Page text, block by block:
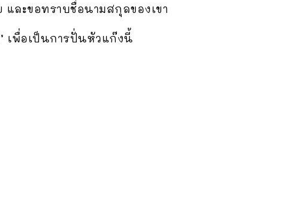
ละขอทราบชื่อนามสกุลของเขา
เพื่อเป็นการปั่นหัวแก๊งนี้